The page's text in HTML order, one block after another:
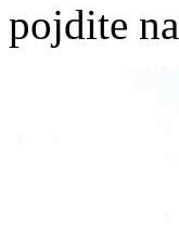
pojdite na